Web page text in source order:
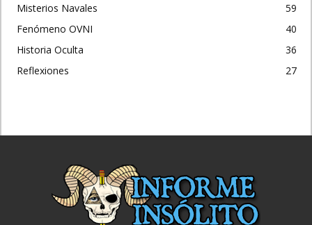
Misterios Navales
59
Fenómeno OVNI
40
Historia Oculta
36
Reflexiones
27